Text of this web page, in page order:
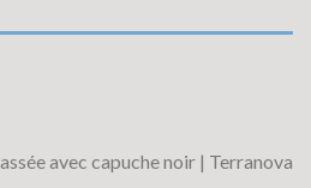
avec capuche noir | Terranova